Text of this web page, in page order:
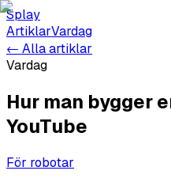
Splay
ArtiklarVardag
← Alla artiklar
Vardag
Hur man bygger
YouTube
För robotar